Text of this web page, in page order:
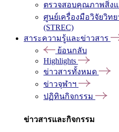
ตรวจสอบคุณภาพสิ่ง
ศูนย์เครื่องมือวิจัยวิท
(STREC)
สาระความรู้และข่าวสาร
ย้อนกลับ
Highlights
ข่าวสารทั้งหมด
ข่าวจุฬาฯ
ปฏิทินกิจกรรม
ข่าวสารและกิจกรรม